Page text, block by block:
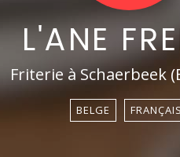
L'ANE
Friterie à Schaerbeek
BELGE FRANÇAIS